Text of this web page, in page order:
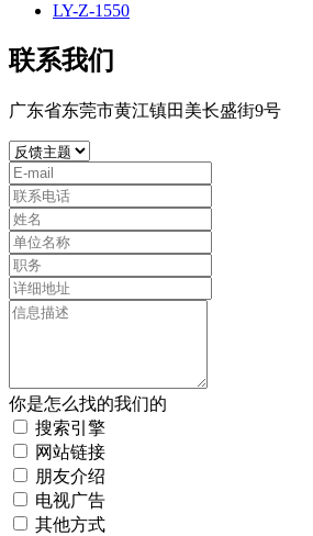
LY-Z-1550
联系我们
广东省东莞市黄江镇田美长盛街9号
你是怎么找的我们的
搜索引擎
网站链接
朋友介绍
电视广告
其他方式